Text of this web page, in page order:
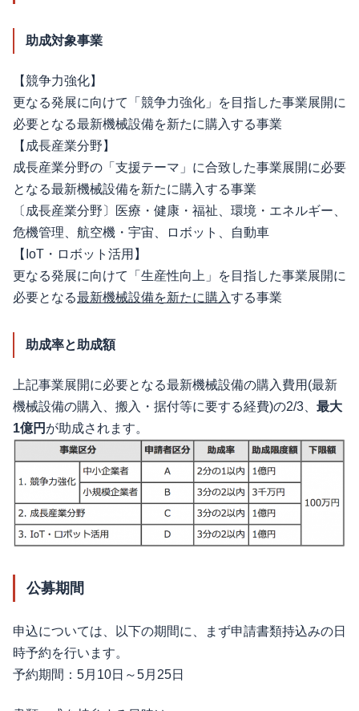
助成対象事業
【競争力強化】
更なる発展に向けて「競争力強化」を目指した事業展開に
必要となる最新機械設備を新たに購入する事業
【成長産業分野】
成長産業分野の「支援テーマ」に合致した事業展開に必要
となる最新機械設備を新たに購入する事業
〔成長産業分野〕医療・健康・福祉、環境・エネルギー、
危機管理、航空機・宇宙、ロボット、自動車
【IoT・ロボット活用】
更なる発展に向けて「生産性向上」を目指した事業展開に
必要となる最新機械設備を新たに購入する事業
助成率と助成額
上記事業展開に必要となる最新機械設備の購入費用(最新
機械設備の購入、搬入・据付等に要する経費)の2/3、 最大
1億円 が助成されます。
公募期間
申込については、以下の期間に、まず申請書類持込みの日
時予約を行います。
予約期間：5月10日～5月25日